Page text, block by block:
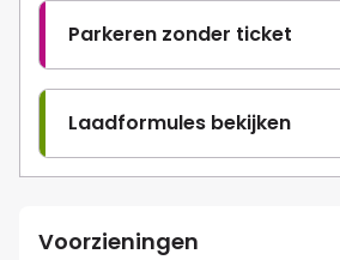
Parkeren zonder ticket
Laadformules bekijken
Voorzieningen